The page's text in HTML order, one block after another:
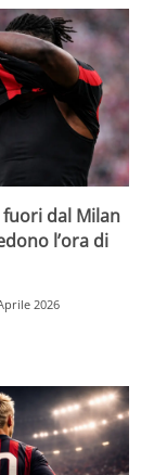
dal Milan
l’ora di
2026